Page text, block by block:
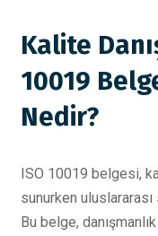
Kalite
10019
Nedir?
ISO 10019 belgesi,
sunurken
Bu belge,